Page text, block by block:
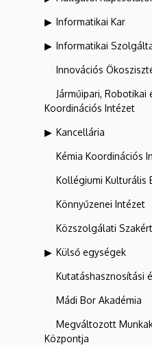
Informatikai Kar
Informatikai
Innovációs
Járműipari,
Koordinációs Intézet
Kancellária
Kémia Koordinációs
Kollégiumi Kulturális
Könnyűzenei Intézet
Közszolgálati
Külső egységek
Kutatáshasznosítási
Mádi Bor Akadémia
Megváltozott
Központja